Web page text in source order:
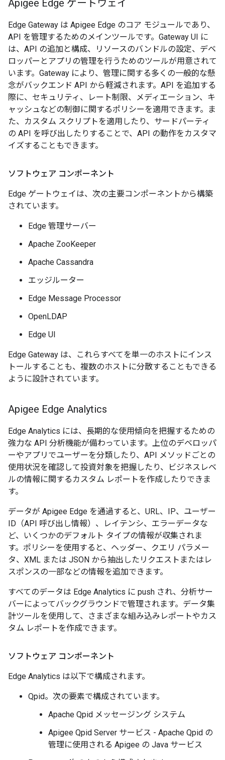
Apigee Edge ゲートウェイ
Edge Gateway は Apigee Edge のコア モジュールであり、
API を管理するためのメインツールです。Gateway UI に
は、API の追加と構成、リソースのバンドルの設定、デベ
ロッパーとアプリの管理を行うためのツールが用意されて
います。Gateway により、管理に関する多くの一般的な懸
念がバックエンド API から軽減されます。API を追加する
際に、セキュリティ、レート制限、メディエーション、キ
ャッシュなどの制御に関するポリシーを適用できます。ま
た、カスタム スクリプトを適用したり、サードパーティ
の API を呼び出したりすることで、API の動作をカスタマ
イズすることもできます。
ソフトウェア コンポーネント
Edge ゲートウェイは、次の主要コンポーネントから構築
されています。
Edge 管理サーバー
Apache ZooKeeper
Apache Cassandra
エッジルーター
Edge Message Processor
OpenLDAP
Edge UI
Edge Gateway は、これらすべてを単一のホストにインス
トールすることも、複数のホストに分散することもできる
ように設計されています。
Apigee Edge Analytics
Edge Analytics には、長期的な使用傾向を把握するための
強力な API 分析機能が備わっています。上位のデベロッパ
ーやアプリでユーザーを分類したり、API メソッドごとの
使用状況を確認して投資対象を把握したり、ビジネスレベ
ルの情報に関するカスタム レポートを作成したりできま
す。
データが Apigee Edge を通過すると、URL、IP、ユーザー
ID（API 呼び出し情報）、レイテンシ、エラーデータな
ど、いくつかのデフォルト タイプの情報が収集されま
す。ポリシーを使用すると、ヘッダー、クエリ パラメー
タ、XML または JSON から抽出したリクエストまたはレ
スポンスの一部などの情報を追加できます。
すべてのデータは Edge Analytics に push され、分析サー
バーによってバックグラウンドで管理されます。データ集
計ツールを使用して、さまざまな組み込みレポートやカス
タム レポートを作成できます。
ソフトウェア コンポーネント
Edge Analytics は以下で構成されます。
Qpid。次の要素で構成されています。
Apache Qpid メッセージング システム
Apigee Qpid Server サービス - Apache Qpid の
管理に使用される Apigee の Java サービス